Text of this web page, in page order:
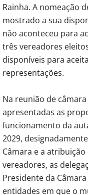
Rainha. A nomeação
mostrado a sua
não aconteceu para
três vereadores
disponíveis para
representações.
Na reunião de
apresentadas as
funcionamento da
2029,
Câmara e a
vereadores, as
Presidente da
entidades em que o